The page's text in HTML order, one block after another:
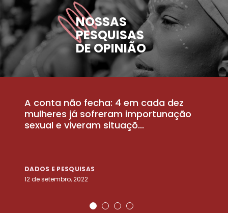
NOSSAS
PESQUISAS
DE OPINIÃO
A conta não fecha: 4 em cada dez
mulheres já sofreram importunação
sexual e viveram situaçõ...
DADOS E PESQUISAS
12 de setembro, 2022